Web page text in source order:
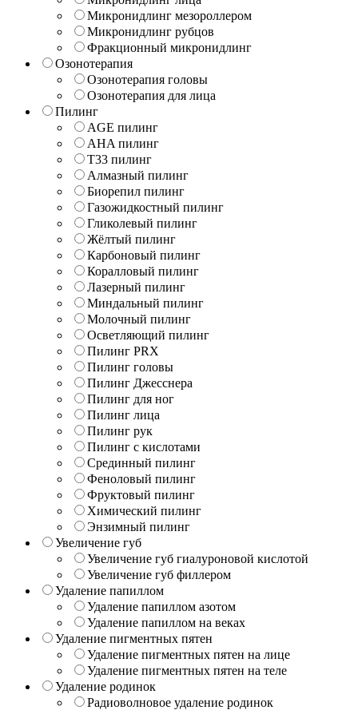
Микронидлинг мезороллером
Микронидлинг рубцов
Фракционный микронидлинг
Озонотерапия
Озонотерапия головы
Озонотерапия для лица
Пилинг
AGE пилинг
AHA пилинг
T33 пилинг
Алмазный пилинг
Биорепил пилинг
Газожидкостный пилинг
Гликолевый пилинг
Жёлтый пилинг
Карбоновый пилинг
Коралловый пилинг
Лазерный пилинг
Миндальный пилинг
Молочный пилинг
Осветляющий пилинг
Пилинг PRX
Пилинг головы
Пилинг Джесснера
Пилинг для ног
Пилинг лица
Пилинг рук
Пилинг с кислотами
Срединный пилинг
Феноловый пилинг
Фруктовый пилинг
Химический пилинг
Энзимный пилинг
Увеличение губ
Увеличение губ гиалуроновой кислотой
Увеличение губ филлером
Удаление папиллом
Удаление папиллом азотом
Удаление папиллом на веках
Удаление пигментных пятен
Удаление пигментных пятен на лице
Удаление пигментных пятен на теле
Удаление родинок
Радиоволновое удаление родинок